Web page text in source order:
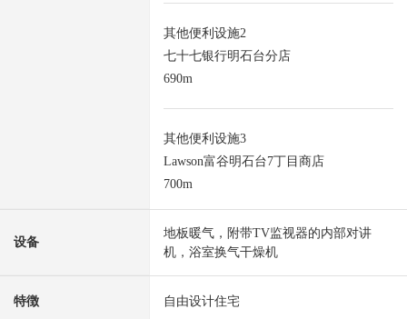
其他便利设施2
七十七银行明石台分店
690m
其他便利设施3
Lawson富谷明石台7丁目商店
700m
设备
地板暖气，附带TV监视器的内部对讲
机，浴室换气干燥机
特徴 自由设计住宅